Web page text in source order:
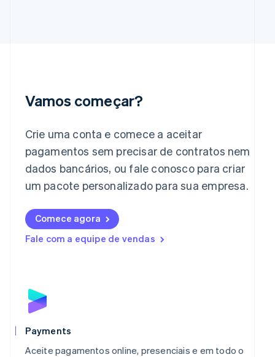
Vamos começar?
Crie uma conta e comece a aceitar
pagamentos sem precisar de contratos nem
dados bancários, ou fale conosco para criar
um pacote personalizado para sua empresa.
Comece agora
Fale com a equipe de vendas
Payments
Aceite pagamentos online, presenciais e em todo o
English
Italiano English
日本語English
Letônia
Liechtenstein
Lituânia
English
Luxemburgo
English
Español
English